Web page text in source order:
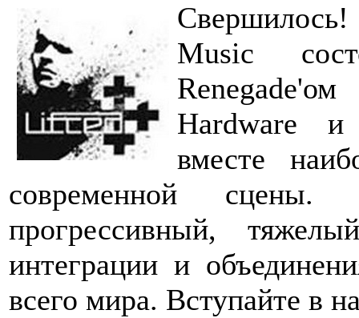
Music
Hardware и
вместе
современной
прогрессивный,
интеграции и
всего мира. Вступайте в